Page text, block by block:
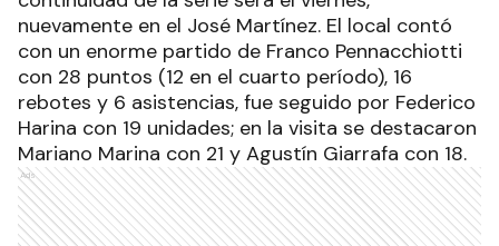
nuevamente en el José Martínez. El local contó
con un enorme partido de Franco Pennacchiotti
con 28 puntos (12 en el cuarto período), 16
rebotes y 6 asistencias, fue seguido por Federico
Harina con 19 unidades; en la visita se destacaron
Mariano Marina con 21 y Agustín Giarrafa con 18.
Ads